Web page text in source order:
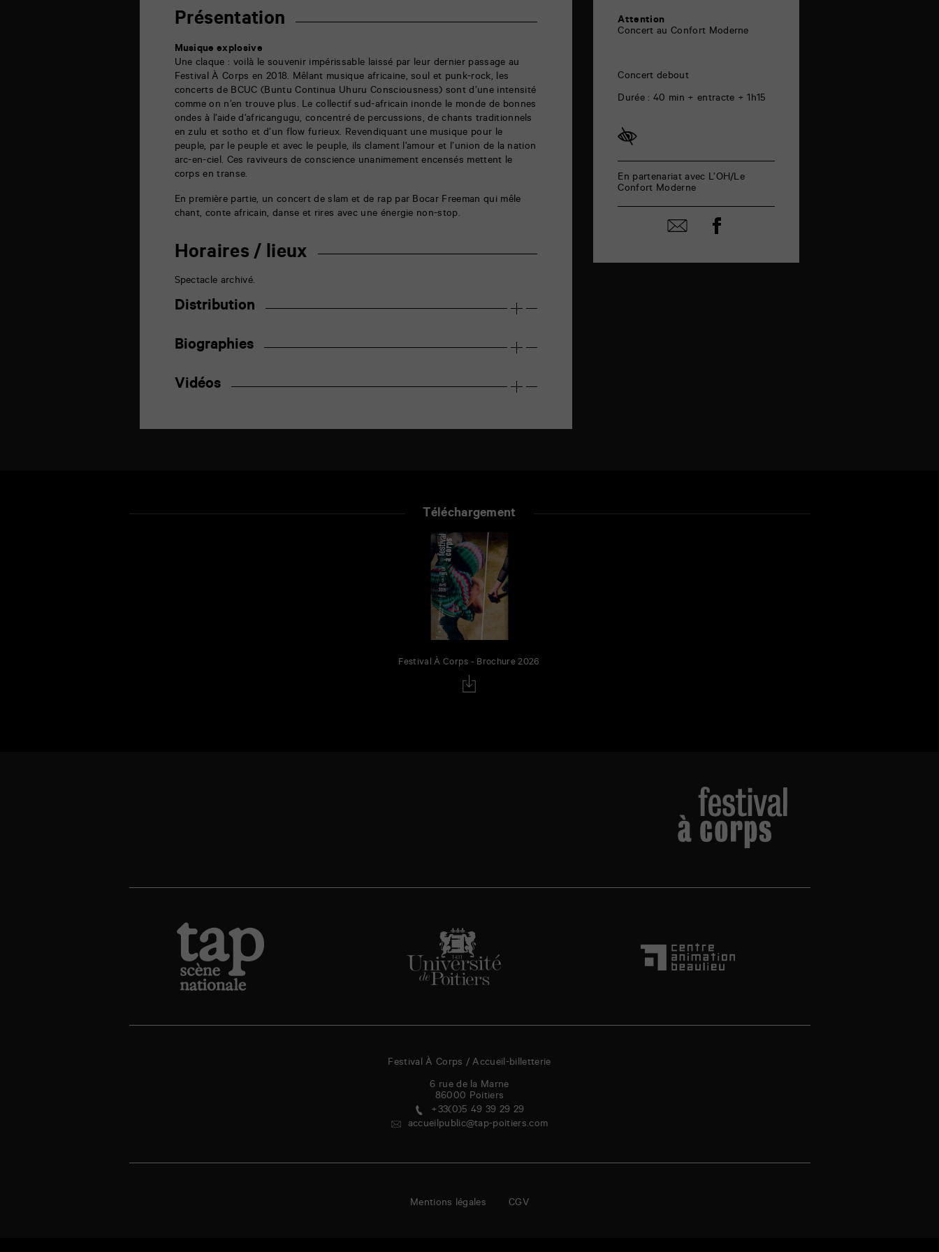
Présentation
Musique explosive
Une claque : voilà le souvenir impérissable laissé par leur dernier passage au
Festival À Corps en 2018. Mêlant musique africaine, soul et punk-rock, les
concerts de BCUC (Buntu Continua Uhuru Consciousness) sont d’une intensité
comme on n’en trouve plus. Le collectif sud-africain inonde le monde de bonnes
ondes à l’aide d’africangugu, concentré de percussions, de chants traditionnels
en zulu et sotho et d’un flow furieux. Revendiquant une musique pour le
peuple, par le peuple et avec le peuple, ils clament l’amour et l’union de la nation
arc-en-ciel. Ces raviveurs de conscience unanimement encensés mettent le
corps en transe.
En première partie, un concert de slam et de rap par Bocar Freeman qui mêle
chant, conte africain, danse et rires avec une énergie non-stop.
Horaires / lieux
Spectacle archivé.
Distribution
Biographies
Vidéos
Attention
Concert au Confort Moderne
Concert debout
Durée : 40 min + entracte + 1h15
En partenariat avec L’OH/Le
Confort Moderne
Partager
par
Partager
sur
Téléchargement
Festival À Corps - Brochure 2026
Festival À Corps / Accueil-billetterie
6 rue de la Marne
86000 Poitiers
+33(0)5 49 39 29 29
accueilpublic@tap-poitiers.com
Mentions légales CGV